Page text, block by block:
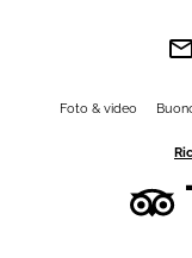
email
Foto & video